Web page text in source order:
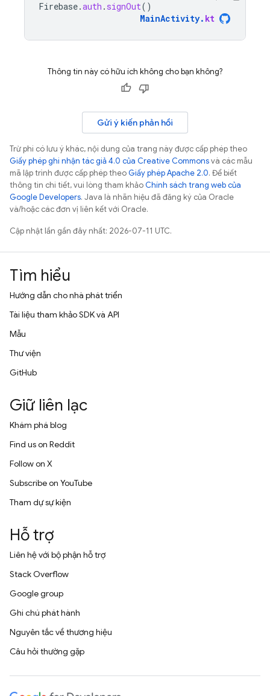
Firebase.auth . signOut()
MainActivity. kt
Thông tin này có hữu ích không cho bạn không?
Gửi ý kiến phản hồi
Trừ phi có lưu ý khác, nội dung của trang này được cấp phép theo
Giấy phép ghi nhận tác giả 4.0 của Creative Commonsvà các mẫu
mã lập trình được cấp phép theoGiấy phép Apache 2.0. Để biết
thông tin chi tiết, vui lòng tham khảoChính sách trang web của
Google Developers. Java là nhãn hiệu đã đăng ký của Oracle
và/hoặc các đơn vị liên kết với Oracle.
Cập nhật lần gần đây nhất: 2026-07-11 UTC.
Tìm hiểu
Hướng dẫn cho nhà phát triển
Tài liệu tham khảo SDK và API
Mẫu
Thư viện
GitHub
Giữ liên lạc
Khám phá blog
Find us on Reddit
Follow on X
Subscribe on YouTube
Tham dự sự kiện
Hỗ trợ
Liên hệ với bộ phận hỗ trợ
Stack Overflow
Google group
Ghi chú phát hành
Nguyên tắc về thương hiệu
Câu hỏi thường gặp